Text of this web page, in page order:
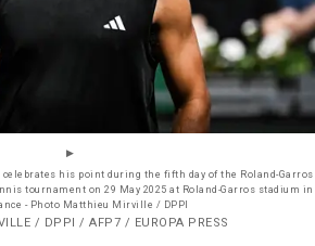
celebrates his point during the fifth day of the Roland-Garros
tournament on 29 May 2025 at Roland-Garros stadium in
- Photo Matthieu Mirville / DPPI
/ DPPI / AFP7 / EUROPA PRESS